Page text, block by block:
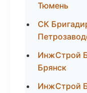
Тюмень
СК
ИнжСтрой
Брянск
ИнжСтрой